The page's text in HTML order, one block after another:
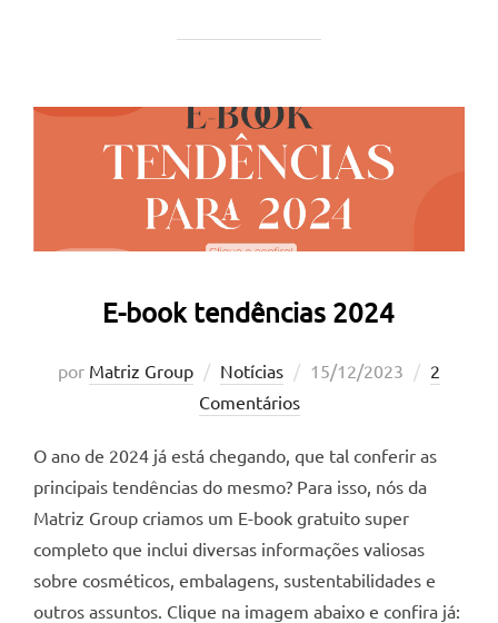
E-book tendências 2024
por Matriz Group Notícias
Postado
15/12/2023
2
Comentários
O ano de 2024 já está chegando, que tal conferir as
principais tendências do mesmo? Para isso, nós da
Matriz Group criamos um E-book gratuito super
completo que inclui diversas informações valiosas
sobre cosméticos, embalagens, sustentabilidades e
outros assuntos. Clique na imagem abaixo e confira já: